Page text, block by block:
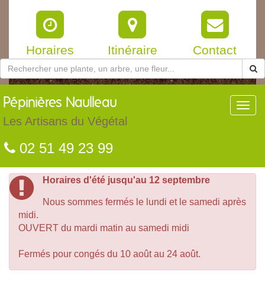
Horaires Itinéraire Contact
Pépinières Naulleau
Les Artisans du Végétal
02 51 49 23 99
Horaires d'été jusqu'au 12 septembre
Nous sommes fermés le lundi et le samedi après
midi.
OUVERT du mardi matin au samedi midi
Fermés pour congés du 10 août au 24 août.